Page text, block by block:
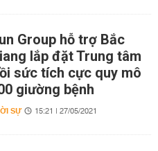
Group hỗ trợ Bắc
lắp đặt Trung tâm
sức tích cực quy mô
giường bệnh
SỰ 15:21 | 27/05/2021